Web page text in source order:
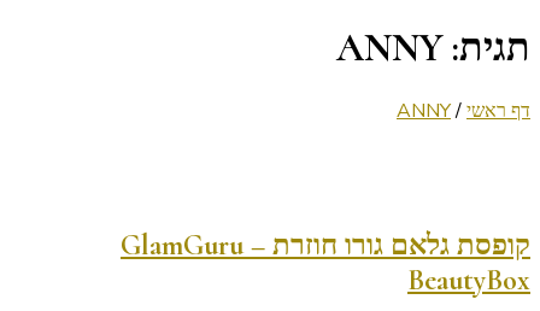
תגית: ANNY
דף ראשי/
ANNY
קופסת גלאם גורו חוזרת – GlamGuru
BeautyBox